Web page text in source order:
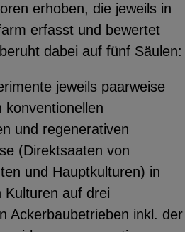
erhoben, die jeweils in
erfasst und bewertet
dabei auf fünf Säulen:
jeweils paarweise
konventionellen
und regenerativen
(Direktsaaten von
und Hauptkulturen) in
Kulturen auf drei
Ackerbaubetrieben inkl. der